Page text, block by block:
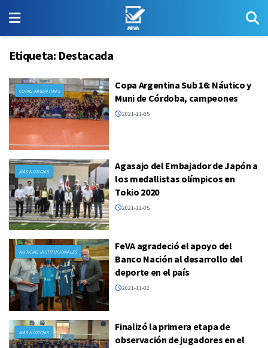
Etiqueta: Destacada
COPAS ARGENTINAS
Copa Argentina Sub 16: Náutico y
Muni de Córdoba, campeones
2021-11-05
MÁS NOTICIAS
Agasajo del Embajador de Japón a
los medallistas olímpicos en
Tokio 2020
2021-11-05
NOTICIAS INSTITUCIONALES
FeVA agradeció el apoyo del
Banco Nación al desarrollo del
deporte en el país
2021-11-02
MÁS NOTICIAS
Finalizó la primera etapa de
observación de jugadores en el